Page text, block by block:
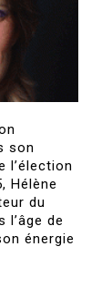
son
l’élection
Hélène
du
l’âge de
énergie